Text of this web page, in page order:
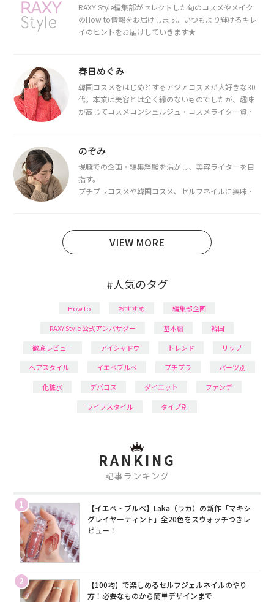
RAXY Style編集部がセレクトした旬のコスメやメイク
のHow to情報をお届けします。いつもより輝けるキレ
イのヒントをお届けしていきます★
春日めぐみ
韓国コスメをはじめとするアジアコスメが大好きな30
代。本業は美容とは全く縁のないものでしたが、趣味
が高じてコスメコンシェルジュ・コスメライター資格
断・骨格診断によるイメージコンサルティングも行っ
のぞみ
現職での企画・編集経験を活かし、美容ライターを目
指す。
プチプラコスメや韓国コスメ、セルフネイルに興味が
日本化粧品検定1級保有。
VIEW MORE
#人気のタグ
How to おすすめ
編集部企画
RAXY Style 公式アンバサダー
基本編
韓国
徹底レビュー
アイシャドウ トレンド
リップ
ヘアスタイル
イエベブルベ プチプラ
パーツ別
化粧水
デパコス ダイエット
ファンデ
ライフスタイル
タイプ別
RANKING
記事ランキング
1
【イエベ・ブルベ】Laka（ラカ）の新作「マキシ
グレイヤーティント」全20色をスウォッチつきレ
ビュー！
2
【100均】で楽しめるセルフジェルネイルのやり
方！必要なものから簡単デザインまで